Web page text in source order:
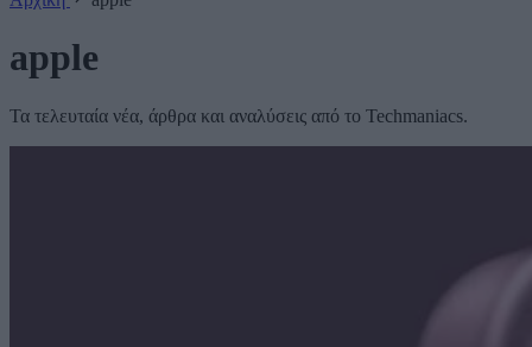
apple
Τα τελευταία νέα, άρθρα και αναλύσεις από το Techmaniacs.